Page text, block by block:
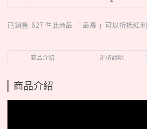
已銷售: 627 件此商品 「 最高 」可以折抵紅利
商品介紹 規格說明
商品介紹